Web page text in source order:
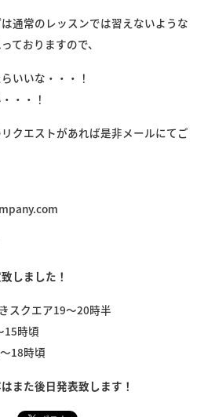
通常のレッスンでは習えないような
ておりますので、
いいな・・・！
・・！
クエストがあれば是非メールにてご
しました！
スクエア19〜20時半
15時頃
18時頃
また後日発表致します！